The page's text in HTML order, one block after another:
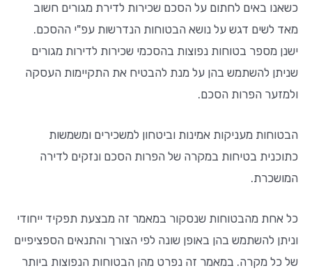
brightness_low
format_underlined הוסף קו תחתון לקישורים
font_download סמן קישורים
האפשרויות
כשאנו באים לחתום על הסכם שכירות לדירת מגורים חשוב
מאד לשים דגש על נושא הבטוחות הנדרשות עפ"י ההסכם.
ישנן מספר בטוחות נפוצות בהסכמי שכירות לדירות מגורים
שניתן להשתמש בהן על מנת להבטיח את התקיימות העסקה
ולמזער הפרות הסכם.
הבטוחות מעניקות אמינות וביטחון למשכירים ומשמשות
כתוכנית בטיחות במקרה של הפרות הסכם ונזקים לדירה
המושכרת.
כל אחת מהבטוחות שנסקור במאמר זה מבצעת תפקיד ייחודי
וניתן להשתמש בהן באופן שונה לפי הצורך והתנאים הספציפיים
של כל מקרה. במאמר זה נפרט מהן הבטוחות הנפוצות ביותר